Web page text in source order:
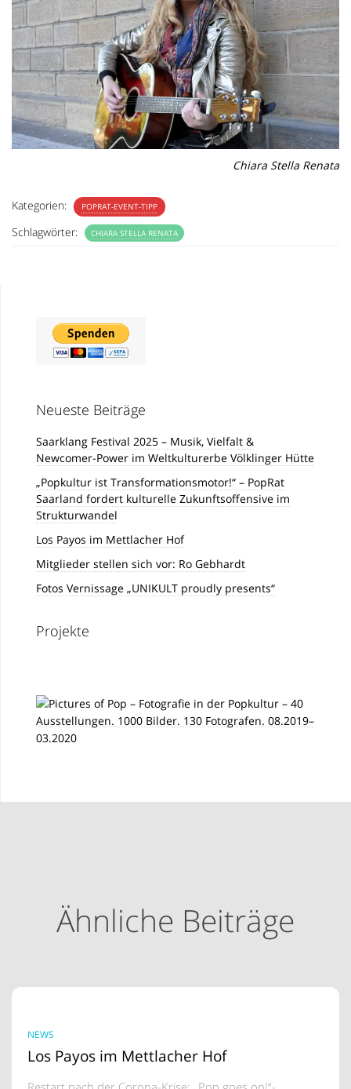
Chiara Stella Renata
Kategorien: POPRAT-EVENT-TIPP
Schlagwörter: CHIARA STELLA RENATA
Neueste Beiträge
Saarklang Festival 2025 – Musik, Vielfalt &
Newcomer-Power im Weltkulturerbe Völklinger Hütte
„Popkultur ist Transformationsmotor!“ – PopRat
Saarland fordert kulturelle Zukunftsoffensive im
Strukturwandel
Los Payos im Mettlacher Hof
Mitglieder stellen sich vor: Ro Gebhardt
Fotos Vernissage „UNIKULT proudly presents“
Projekte
Ähnliche Beiträge
NEWS
Los Payos im Mettlacher Hof